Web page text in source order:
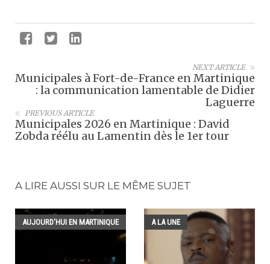
NEXT ARTICLE
Municipales à Fort-de-France en Martinique
: la communication lamentable de Didier
Laguerre
PREVIOUS ARTICLE
Municipales 2026 en Martinique : David
Zobda réélu au Lamentin dès le 1er tour
A LIRE AUSSI SUR LE MÊME SUJET
AUJOURD'HUI EN MARTINIQUE A LA UNE